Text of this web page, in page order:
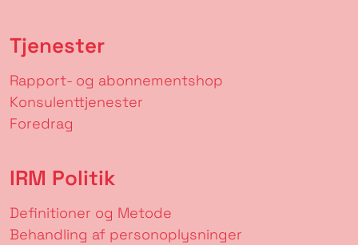
Tjenester
Rapport- og abonnementshop
Konsulenttjenester
Foredrag
IRM Politik
Definitioner og Metode
Behandling af personoplysninger